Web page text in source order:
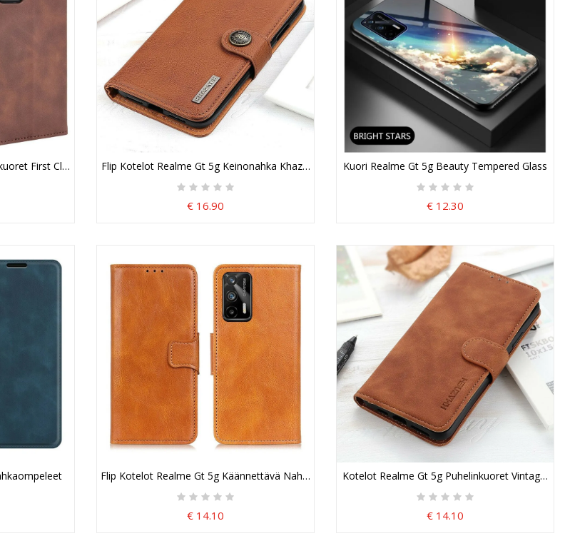
First Class Multi-MapFlip Kotelot Realme Gt 5g Keinonahka Khazneh
€ 16.90
Kuori Realme Gt 5g Beauty Tempered Glass
€ 12.30
Flip Kotelot Realme Gt 5g Käännettävä Nahkaefekti
€ 14.10
Kotelot Realme Gt 5g Puhelinkuoret Vintage
€ 14.10